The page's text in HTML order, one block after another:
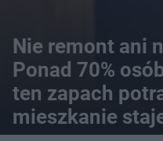
Nie remont ani
Ponad 70%
ten zapach
mieszkanie